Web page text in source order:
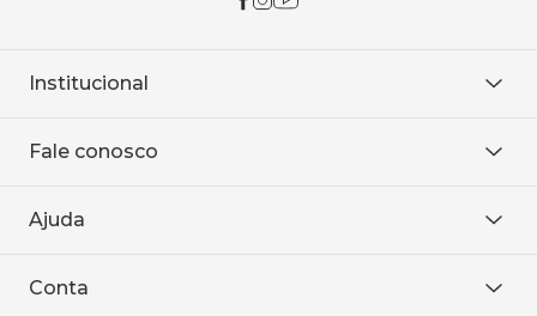
Institucional
Onde encontrar
Baixe o APP
Fale conosco
WhatsApp
Ajuda
Política de entrega
Conta